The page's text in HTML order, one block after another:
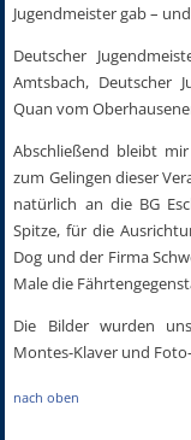
Jugendmeister gab –
Deutscher
Amtsbach, Deutscher
Quan vom
Abschließend bleibt
zum Gelingen dieser
natürlich an die BG
Spitze, für die
Dog und der Firma
Male die
Die Bilder wurden
Montes-Klaver und
nach oben